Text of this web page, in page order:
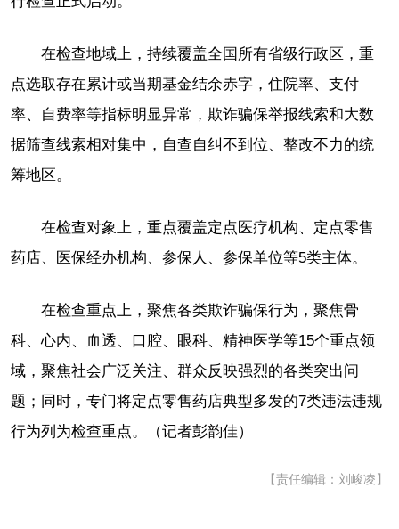
海洋
联盟 心理 老年
在检查地域上，持续覆盖全国所有省级行政区，重
点选取存在累计或当期基金结余赤字，住院率、支付
率、自费率等指标明显异常，欺诈骗保举报线索和大数
据筛查线索相对集中，自查自纠不到位、整改不力的统
筹地区。
在检查对象上，重点覆盖定点医疗机构、定点零售
药店、医保经办机构、参保人、参保单位等5类主体。
在检查重点上，聚焦各类欺诈骗保行为，聚焦骨
科、心内、血透、口腔、眼科、精神医学等15个重点领
域，聚焦社会广泛关注、群众反映强烈的各类突出问
题；同时，专门将定点零售药店典型多发的7类违法违规
行为列为检查重点。（记者彭韵佳）
【责任编辑：刘峻凌】